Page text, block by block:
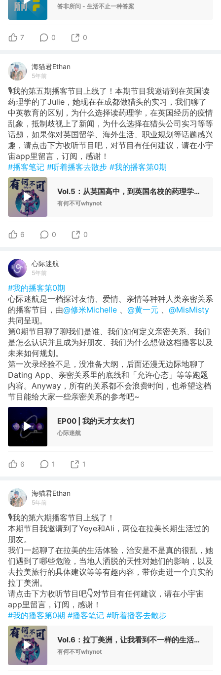
答非所问 - 生活不止一种答案
7 0 0
海猫君Ethan
5年前
🎙我的第五期播客节目上线了！本期节目我邀请到在英国读
药理学的了Julie，她现在在成都做猎头的实习，我们聊了
中英教育的区别，为什么选择读药理学，在英国经历的疫情
乱象，抵制歧视上了新闻，为什么选择在猎头公司实习等等
话题，如果你对英国留学、海外生活、职业规划等话题感兴
趣，请点击下方收听节目吧，对节目有任何建议，请在小宇
宙app里留言，订阅，感谢！
#播客笔记 #听着播客去散步 #我的播客第0期
Vol.5：从英国高中，到英国名校的药理学，再到成都的猎头实习，我经历了什么？
有何不可whynot
6 0 0
心际迷航
5年前
#我的播客第0期
心际迷航是一档探讨友情、爱情、亲情等种种人类亲密关系
的播客节目，由@修米Michelle @黄一元
@MisMisty
共同呈现。
第0期节目聊了聊我们是谁、我们如何定义亲密关系、我们
是怎么认识并且成为好朋友、我们为什么想做这档播客以及
未来如何规划。
第一次录经验不足，没准备大纲，后面还漫无边际地聊了
Dating App、亲密关系里的底线和「允许心态」等等跑题
内容。Anyway，所有的关系都不会浪费时间，也希望这档
节目能给大家一些亲密关系的参考吧~
EP00 | 我的天才女友们
心际迷航
6 1 1
海猫君Ethan
5年前
🎙我的第六期播客节目上线了！
本期节目我邀请到了Yeye和Ali，两位在拉美长期生活过的
朋友。
我们一起聊了在拉美的生活体验，治安是不是真的很乱，她
们遇到了哪些危险，当地人洒脱的天性对她们的影响，以及
去拉美旅行的具体建议等等有趣内容，带你走进一个真实的
拉丁美洲。
请点击下方收听节目吧👇对节目有任何建议，请在小宇宙
app里留言，订阅，感谢！
#我的播客第0期 #播客笔记 #听着播客去散步
Vol.6：拉丁美洲，让我看到不一样的生活方式
有何不可whynot